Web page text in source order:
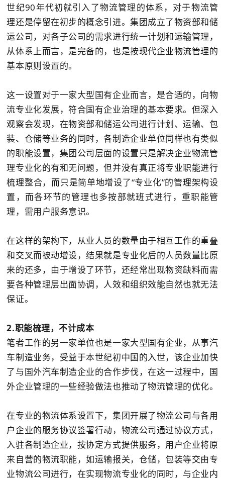
世纪90年代初就引入了物流管理的体系，对于物流管
理还是停留在初步的概念引进。集团成立了物资部和储
运公司，对各子公司的需求进行统一计划和运输管理，
从体系上而言，是完备的，也是按现代企业物流管理的
基本原则设置的。
这一设置对于一家大型国有企业而言，是合适的，向物
流专业化发展，符合国有企业治理的基本要求。但深入
观察会发现，在物资部和储运公司进行计划、运输、包
装、仓储等业务的同时，各制造企业单位同样也有类似
的职能设置，集团公司层面的设置只是解决企业物流管
理专业化的有和无问题，但并没有真正将专业职能进行
梳理整合，而只是简单地增设了“专业化”的管理架构设
置，而各环节的管理也多按部就班式进行，重职能管
理，需用户服务意识。
在这样的架构下，从业人员的数量由于相互工作的重叠
和交叉而被动增设，结果就是专业化后的人员数量比原
来的还多，由于增设了环节，还经常出现物资缺料而需
要各种管理层出面协调，人效和组织效能自然也就无法
保证。
2.职能梳理，不计成本
笔者工作的另一家单位也是一家大型国有企业，从事汽
车制造业务，受益于本世纪初中国的入世，该企业加快
了与国外汽车制造企业的合作步伐，在这一过程中，国
外企业管理的一些经验做法也推动了物流管理的优化。
在专业的物流体系设置下，集团开展了物流公司与各用
户企业的服务协议签署行动，物流公司通过协议方式，
入驻各制造企业，按协定方式提供服务，用户企业将原
来自营的物流职能，如运输报关，仓储，包装等交由专
业物流公司进行，在实现物流专业化的同时，与企业内